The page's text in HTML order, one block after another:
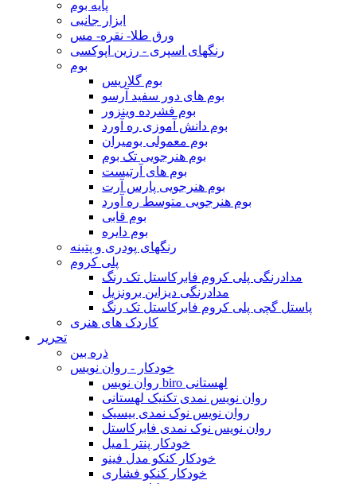
پایه بوم
ابزار جانبی
ورق طلا- نقره- مس
رنگهای اسپری - رزین اپوکسی
بوم
بوم گلاریس
بوم های دور سفید آرسو
بوم فشرده وینزور
بوم دانش آموزی ره آورد
بوم معمولی بومیران
بوم هنرجویی تک بوم
بوم های آرتیست
بوم هنرجویی پارس آرت
بوم هنرجویی متوسط ره آورد
بوم قابی
بوم دایره
رنگهای پودری و پتینه
پلی کروم
مدادرنگی پلی کروم فابرکاستل تک رنگ
مدادرنگی دیزاین برونزیل
پاستل گچی پلی کروم فابرکاستل تک رنگ
کاردک های هنری
تحریر
ذره بین
خودکار - روان نویس
روان نویس biro لهستانی
روان نویس نمدی تکنیک لهستانی
روان نویس نوک نمدی بیسیک
روان نویس نوک نمدی فابرکاستل
خودکار پنتر 1میل
خودکار کنکو مدل فینو
خودکار کنکو فشاری